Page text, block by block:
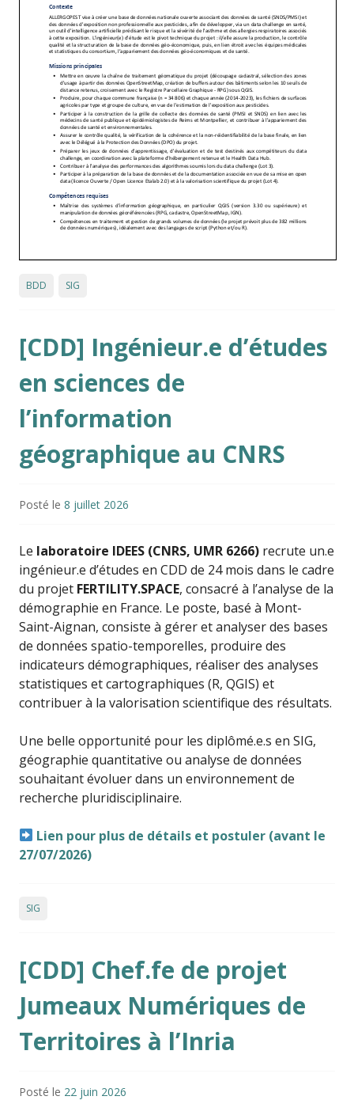
BDD SIG
[CDD] Ingénieur.e d’études
en sciences de
l’information
géographique au CNRS
Posté le 8 juillet 2026
Le laboratoire IDEES (CNRS, UMR 6266) recrute un.e
ingénieur.e d’études en CDD de 24 mois dans le cadre
du projet FERTILITY.SPACE, consacré à l’analyse de la
démographie en France. Le poste, basé à Mont-
Saint-Aignan, consiste à gérer et analyser des bases
de données spatio-temporelles, produire des
indicateurs démographiques, réaliser des analyses
statistiques et cartographiques (R, QGIS) et
contribuer à la valorisation scientifique des résultats.
Une belle opportunité pour les diplômé.e.s en SIG,
géographie quantitative ou analyse de données
souhaitant évoluer dans un environnement de
recherche pluridisciplinaire.
Lien pour plus de détails et postuler (avant le
27/07/2026)
SIG
[CDD] Chef.fe de projet
Jumeaux Numériques de
Territoires à l’Inria
Posté le 22 juin 2026